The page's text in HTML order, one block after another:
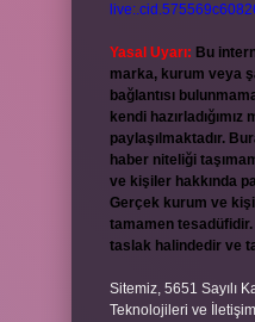
Yasal Uyarı: Bu
marka, kurum veya
bağlantısı
kendi hazırladığımız
paylaşılmaktadır.
haber niteliği
ve kişiler hakkında
Gerçek kurum ve
tamamen
taslak halindedir ve
Sitemiz, 5651 Sayılı
Teknolojileri ve